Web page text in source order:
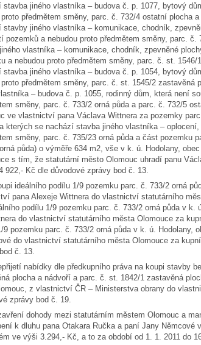
stavba jiného vlastníka – budova č. p. 1077, bytový
proto předmětem směny, parc. č. 732/4 ostatní plocha
stavby jiného vlastníka – komunikace, chodník,
pozemků a nebudou proto předmětem směny, parc.
vlastníka – komunikace, chodník, zpevněné
a nebudou proto předmětem směny, parc. č. st.
stavba jiného vlastníka – budova č. p. 1054, bytový
proto předmětem směny, parc. č. st. 1545/2
– budova č. p. 1055, rodinný dům, která není
směny, parc. č. 733/2 orná půda a parc. č. 732/5
ve vlastnictví pana Václava Wittnera za pozemky
kterých se nachází stavba jiného vlastníka –
směny, parc. č. 735/23 orná půda a část pozemku
půda) o výměře 634 m2, vše v k. ú. Hodolany,
s tím, že statutární město Olomouc uhradí panu
922,- Kč dle důvodové zprávy bod č. 13.
ideálního podílu 1/9 pozemku parc. č. 733/2 orná
pana Alexeje Wittnera do vlastnictví statutárního
podílu 1/9 pozemku parc. č. 733/2 orná půda v
do vlastnictví statutárního města Olomouce za
9 pozemku parc. č. 733/2 orná půda v k. ú. Hodolany,
do vlastnictví statutárního města Olomouce za
č. 13.
nabídky dle předkupního práva na koupi stavby
plocha a nádvoří a parc. č. st. 1842/1 zastavěná
z vlastnictví ČR – Ministerstva obrany do
zprávy bod č. 19.
dohody mezi statutárním městem Olomouc a
k dluhu pana Otakara Ručka a paní Jany Němcové
ve výši 3.294,- Kč, a to za období od 1. 1. 2011 do